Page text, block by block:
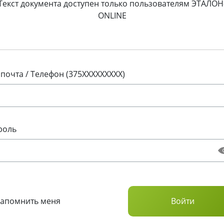
документа доступен только пользователям
ONLINE
/ Телефон (375XXXXXXXXX)
меня